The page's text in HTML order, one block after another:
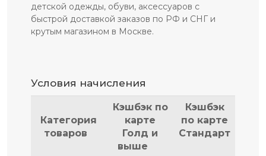
детской одежды, обуви, аксессуаров с
быстрой доставкой заказов по РФ и СНГ и
крутым магазином в Москве.
Условия начисления
Категория
товаров
Кэшбэк по
карте
Голд и
выше
Кэшбэк
по карте
Стандарт